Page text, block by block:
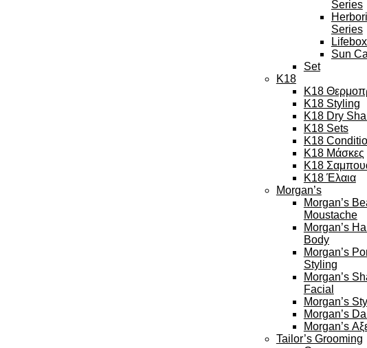
Series
Series
Sun
Set
K18
K18
K18 Styling
K18 Dry
K18 Sets
K18
K18 Μάσκες
K18
K18 Έλαια
Morgan’s
Morgan’s
Moustache
Morgan’s
Body
Morgan’s
Styling
Morgan’s
Facial
Morgan’s
Morgan’s
Morgan’s
Tailor’s Grooming